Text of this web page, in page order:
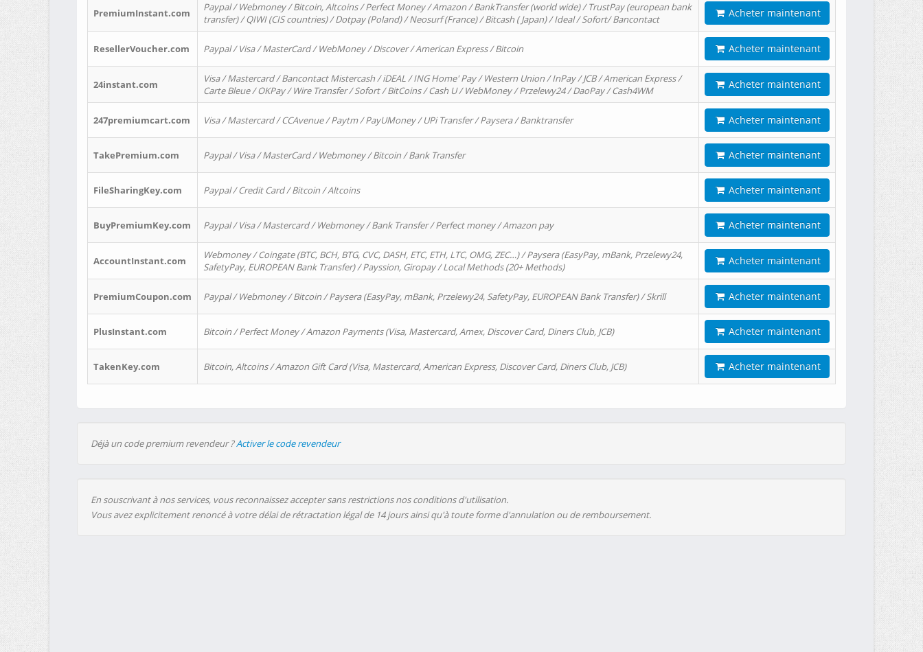
PremiumInstant.com
Paypal / Webmoney / Bitcoin, Altcoins / Perfect Money / Amazon / BankTransfer (world wide) / TrustPay (european bank
transfer) / QIWI (CIS countries) / Dotpay (Poland) / Neosurf (France) / Bitcash ( Japan) / Ideal / Sofort/ Bancontact
Acheter maintenant
ResellerVoucher.com Paypal / Visa / MasterCard / WebMoney / Discover / American Express / Bitcoin Acheter maintenant
24instant.com
Visa / Mastercard / Bancontact Mistercash / iDEAL / ING Home' Pay / Western Union / InPay / JCB / American Express /
Carte Bleue / OKPay / Wire Transfer / Sofort / BitCoins / Cash U / WebMoney / Przelewy24 / DaoPay / Cash4WM
Acheter maintenant
247premiumcart.com Visa / Mastercard / CCAvenue / Paytm / PayUMoney / UPi Transfer / Paysera / Banktransfer Acheter maintenant
TakePremium.com Paypal / Visa / MasterCard / Webmoney / Bitcoin / Bank Transfer Acheter maintenant
FileSharingKey.com Paypal / Credit Card / Bitcoin / Altcoins Acheter maintenant
BuyPremiumKey.com Paypal / Visa / Mastercard / Webmoney / Bank Transfer / Perfect money / Amazon pay Acheter maintenant
AccountInstant.com
Webmoney / Coingate (BTC, BCH, BTG, CVC, DASH, ETC, ETH, LTC, OMG, ZEC…) / Paysera (EasyPay, mBank, Przelewy24,
SafetyPay, EUROPEAN Bank Transfer) / Payssion, Giropay / Local Methods (20+ Methods)
Acheter maintenant
PremiumCoupon.com Paypal / Webmoney / Bitcoin / Paysera (EasyPay, mBank, Przelewy24, SafetyPay, EUROPEAN Bank Transfer) / Skrill Acheter maintenant
PlusInstant.com Bitcoin / Perfect Money / Amazon Payments (Visa, Mastercard, Amex, Discover Card, Diners Club, JCB) Acheter maintenant
TakenKey.com Bitcoin, Altcoins / Amazon Gift Card (Visa, Mastercard, American Express, Discover Card, Diners Club, JCB) Acheter maintenant
Déjà un code premium revendeur ?Activer le code revendeur
En souscrivant à nos services, vous reconnaissez accepter sans restrictions nos conditions d'utilisation.
Vous avez explicitement renoncé à votre délai de rétractation légal de 14 jours ainsi qu'à toute forme d'annulation ou de remboursement.